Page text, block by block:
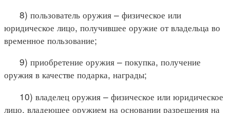
8) пользователь оружия – физическое или
юридическое лицо, получившее оружие от владельца во
временное пользование;
9) приобретение оружия – покупка, получение
оружия в качестве подарка, награды;
10) владелец оружия – физическое или юридическое
лицо, владеющее оружием на основании разрешения на